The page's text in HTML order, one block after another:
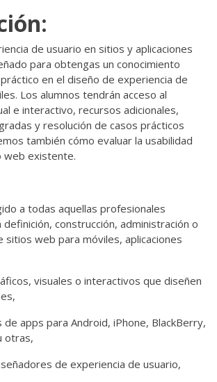
de usuario en sitios y aplicaciones
para obtengas un conocimiento
​en el diseño de experiencia de
Los alumnos tendrán acceso al
e interactivo, recursos adicionales,
y resolución de casos prácticos
también cómo evaluar la usabilidad
web existente.
a todas aquellas profesionales
definición, construcción, administración o
sitios web para móviles, aplicaciones
visuales o interactivos que diseñen
apps para Android, iPhone, BlackBerry,
otras,
de experiencia de usuario,